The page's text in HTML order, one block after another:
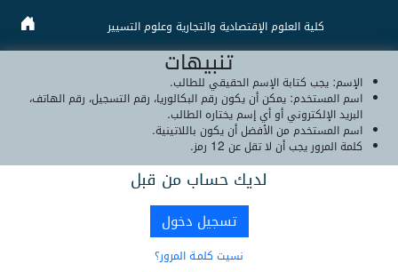
كلية العلوم الإقتصادية والتجارية وعلوم التسيير
تنبيهات
الإسم: يجب كتابة الإسم الحقيقي للطالب.
اسم المستخدم: يمكن أن يكون رقم البكالوريا، رقم التسجيل، رقم الهاتف،
البريد الإلكتروني أو أي إسم يختاره الطالب.
اسم المستخدم من الأفضل أن يكون باللاتينية.
كلمة المرور يجب أن لا تقل عن 12 رمز.
لديك حساب من قبل
تسجيل دخول
نسيت كلمـة المرور؟